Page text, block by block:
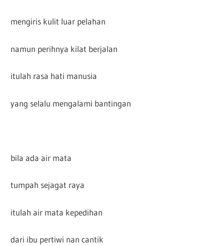
mengiris kulit luar pelahan
namun perihnya kilat berjalan
itulah rasa hati manusia
yang selalu mengalami bantingan
bila ada air mata
tumpah sejagat raya
itulah air mata kepedihan
dari ibu pertiwi nan cantik